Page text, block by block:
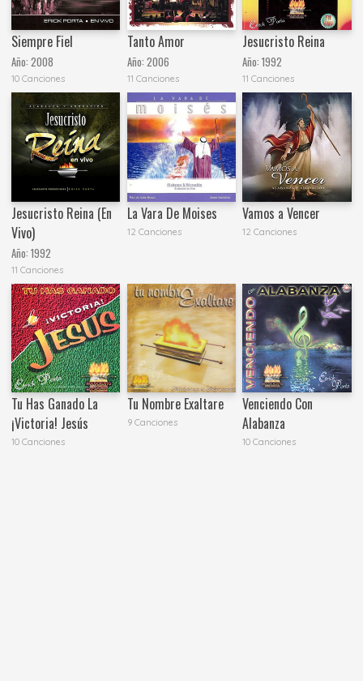
Siempre Fiel
Año:2008
10 Canciones
Tanto Amor
Año: 2006
11 Canciones
Jesucristo Reina
Año:1992
11 Canciones
Jesucristo Reina (En
Vivo)
Año:1992
11 Canciones
La Vara De Moises
12 Canciones
Vamos a Vencer
12 Canciones
Tu Has Ganado La
¡Victoria! Jesús
10 Canciones
Tu Nombre Exaltare
9 Canciones
Venciendo Con
Alabanza
10 Canciones